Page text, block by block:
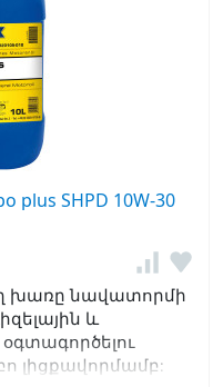
plus SHPD 10W-30
խառը նավատորմի
և
լիցքավորմամբ: